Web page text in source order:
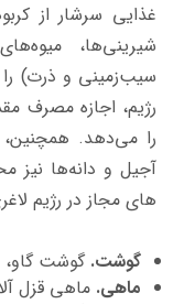
غذایی سرشار از
شیرینی‌ها،
سیب‌زمینی و ذرت)
رژیم، اجازه مصرف
را می‌دهد. همچنین،
آجیل و دانه‌ها نیز
های مجاز در رژیم
گوشت.گوشت گاو،
ماهی. ماهی قزل